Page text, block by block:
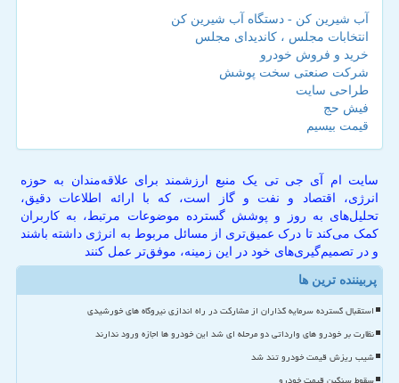
آب شیرین کن - دستگاه آب شیرین کن
انتخابات مجلس ، کاندیدای مجلس
خرید و فروش خودرو
شرکت صنعتی سخت پوشش
طراحی سایت
فیش حج
قیمت بیسیم
سایت ام آی جی تی یک منبع ارزشمند برای علاقه‌مندان به حوزه
انرژی، اقتصاد و نفت و گاز است، که با ارائه اطلاعات دقیق،
تحلیل‌های به روز و پوشش گسترده موضوعات مرتبط، به کاربران
کمک می‌کند تا درک عمیق‌تری از مسائل مربوط به انرژی داشته باشند
و در تصمیم‌گیری‌های خود در این زمینه، موفق‌تر عمل کنند
پربیننده ترین ها
استقبال گسترده سرمایه گذاران از مشارکت در راه اندازی نیروگاه های خورشیدی
نظارت بر خودرو های وارداتی دو مرحله ای شد این خودرو ها اجازه ورود ندارند
شیب ریزش قیمت خودرو تند شد